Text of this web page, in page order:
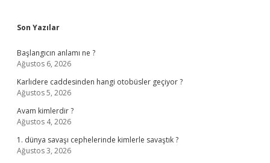
Sidebar
Son Yazılar
Başlangıcın anlamı ne ?
Ağustos 6, 2026
Karlıdere caddesinden hangi otobüsler geçiyor ?
Ağustos 5, 2026
Avam kimlerdir ?
Ağustos 4, 2026
1. dünya savaşı cephelerinde kimlerle savaştık ?
Ağustos 3, 2026